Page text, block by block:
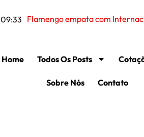
09:33 Flamengo empata com
Home Todos Os Posts
Sobre Nós Contato